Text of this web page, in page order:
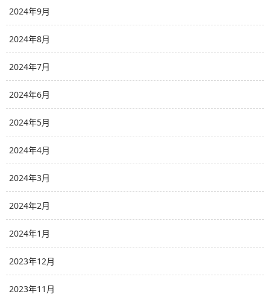
2024年9月
2024年8月
2024年7月
2024年6月
2024年5月
2024年4月
2024年3月
2024年2月
2024年1月
2023年12月
2023年11月